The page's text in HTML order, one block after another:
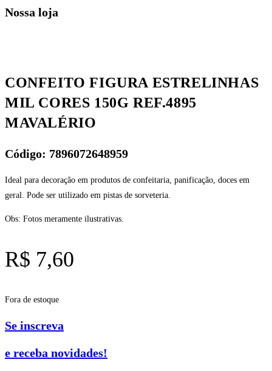
Nossa loja
CONFEITO FIGURA ESTRELINHAS
MIL CORES 150G REF.4895
MAVALÉRIO
Código: 7896072648959
Ideal para decoração em produtos de confeitaria, panificação, doces em
geral. Pode ser utilizado em pistas de sorveteria.
Obs: Fotos meramente ilustrativas.
R$ 7,60
Fora de estoque
Se inscreva
e receba novidades!